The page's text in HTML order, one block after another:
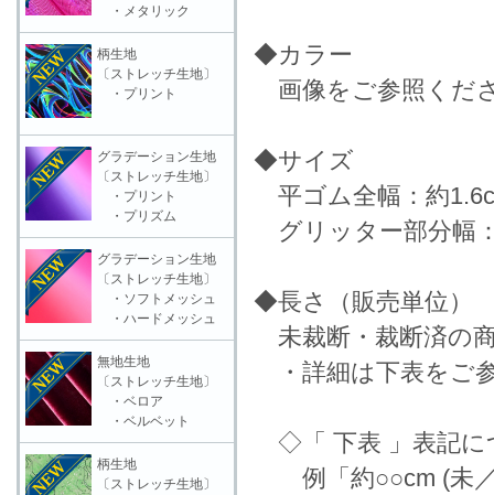
◆カラー
画像をご参照くだ
◆サイズ
平ゴム全幅：約
グリッター部分幅
◆長さ（販売単位）
未裁断・裁断済の
・詳細は下表をご
◇「 下表 」表記に
例「約○○cm (未／
・メタリック
柄生地
〔ストレッチ生地〕
・プリント
グラデーション生地
〔ストレッチ生地〕
・プリント
・プリズム
グラデーション生地
〔ストレッチ生地〕
・ソフトメッシュ
・ハードメッシュ
無地生地
〔ストレッチ生地〕
・ベロア
・ベルベット
柄生地
〔ストレッチ生地〕